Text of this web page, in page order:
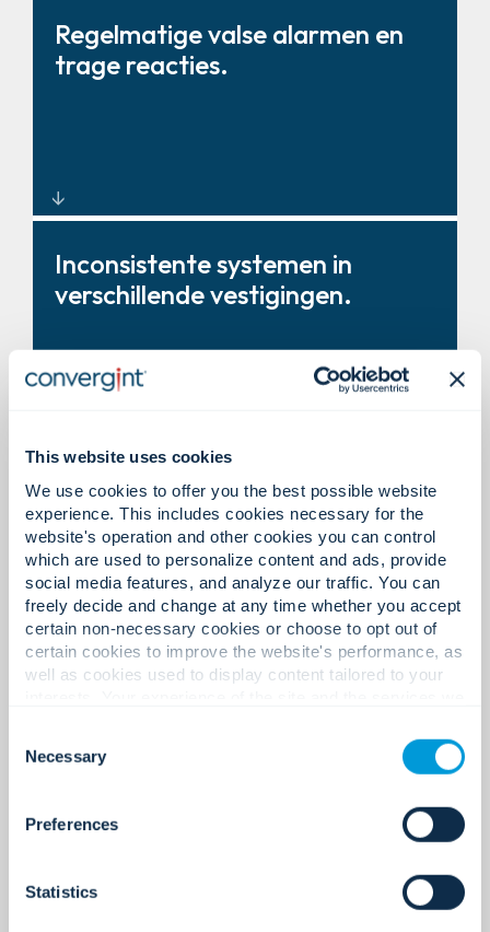
This website uses cookies
We use cookies to offer you the best possible website
experience. This includes cookies necessary for the
website's operation and other cookies you can control
which are used to personalize content and ads, provide
social media features, and analyze our traffic. You can
freely decide and change at any time whether you accept
certain non-necessary cookies or choose to opt out of
certain cookies to improve the website's performance, as
well as cookies used to display content tailored to your
cookies. Click "Show details" below for more information
about who we share your information with.
Selection
Necessary
Preferences
Statistics
Gemoderniseerd ontwerp en
integratie van
inbraakbeveiligingssystemen
Regelmatige valse alarmen en
trage reacties.
Intelligente sensoren en
videoverificatie om valse
meldingen te verminderen.
Inconsistente systemen in
verschillende vestigingen.
Gestandaardiseerd
inbraakbeheer met
gecentraliseerde bewaking.
Belastende test- en
onderhoudsprocedures.
serviceprogramma's met
situatie.